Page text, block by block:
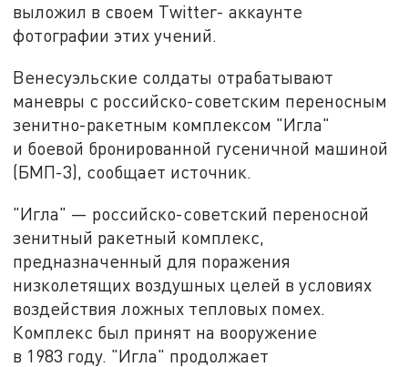
выложил в своем Тwitter- аккаунте
фотографии этих учений.
Венесуэльские солдаты отрабатывают
маневры с российско-советским переносным
зенитно-ракетным комплексом "Игла"
и боевой бронированной гусеничной машиной
(БМП-3), сообщает источник.
"Игла" — российско-советский переносной
зенитный ракетный комплекс,
предназначенный для поражения
низколетящих воздушных целей в условиях
воздействия ложных тепловых помех.
Комплекс был принят на вооружение
в 1983 году. "Игла" продолжает